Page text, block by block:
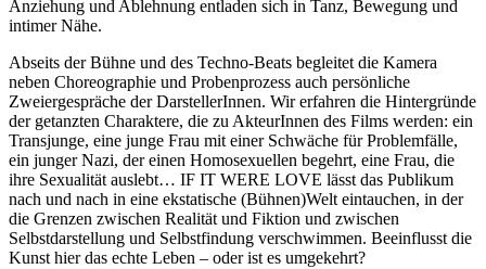
Anziehung und Ablehnung entladen sich in Tanz, Bewegung und
intimer Nähe.
Abseits der Bühne und des Techno-Beats begleitet die Kamera
neben Choreographie und Probenprozess auch persönliche
Zweiergespräche der DarstellerInnen. Wir erfahren die Hintergründe
der getanzten Charaktere, die zu AkteurInnen des Films werden: ein
Transjunge, eine junge Frau mit einer Schwäche für Problemfälle,
ein junger Nazi, der einen Homosexuellen begehrt, eine Frau, die
ihre Sexualität auslebt… IF IT WERE LOVE lässt das Publikum
nach und nach in eine ekstatische (Bühnen)Welt eintauchen, in der
die Grenzen zwischen Realität und Fiktion und zwischen
Selbstdarstellung und Selbstfindung verschwimmen. Beeinflusst die
Kunst hier das echte Leben – oder ist es umgekehrt?